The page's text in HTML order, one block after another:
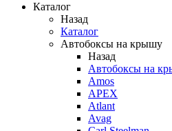
Каталог
Назад
Каталог
Автобоксы на крышу
Назад
Автобоксы на
Amos
APEX
Atlant
Avag